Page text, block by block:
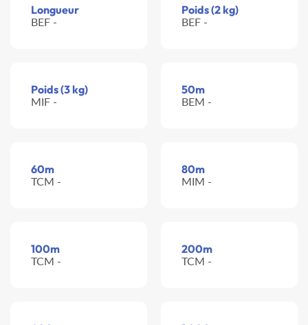
Longueur
BEF -
Poids (2 kg)
BEF -
Poids (3 kg)
MIF -
50m
BEM -
60m
TCM -
80m
MIM -
100m
TCM -
200m
TCM -